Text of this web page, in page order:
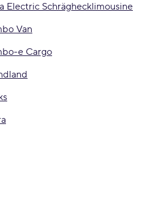
Electric Schräghecklimousine
Van
e Cargo